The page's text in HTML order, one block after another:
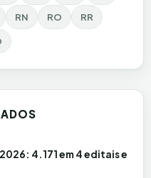
RN RO RR
4.171 em 4 editais e